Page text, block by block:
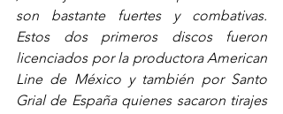
son bastante fuertes y combativas.
Estos dos primeros discos fueron
licenciados por la productora American
Line de México y también por Santo
Grial de España quienes sacaron tirajes